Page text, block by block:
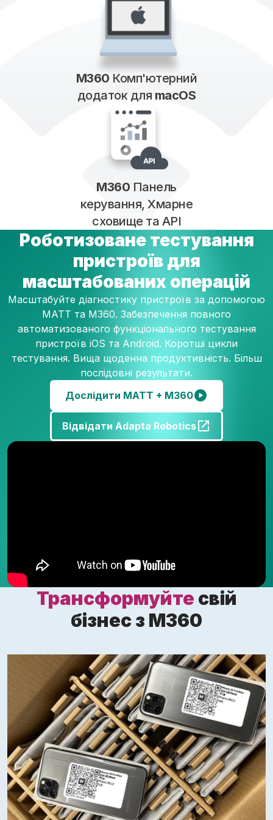
M360 Комп'ютерний
додаток для macOS
M360 Панель
керування, Хмарне
сховище та API
Роботизоване тестування
пристроїв для
масштабованих операцій
Масштабуйте діагностику пристроїв за допомогою
MATT та M360. Забезпечення повного
автоматизованого функціонального тестування
пристроїв iOS та Android. Коротші цикли
тестування. Вища щоденна продуктивність. Більш
послідовні результати.
Дослідити MATT + M360
Відвідати Adapta Robotics
Трансформуйте свій
бізнес з M360